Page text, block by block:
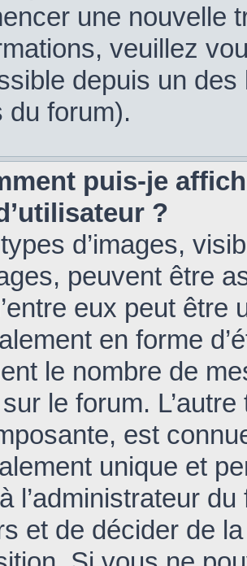
une nouvelle
veuillez
depuis un
du forum).
puis-je
?
d’images,
peuvent être
eux peut
en forme
le nombre de
le forum.
est
unique et
l’administrateur
et de décider de